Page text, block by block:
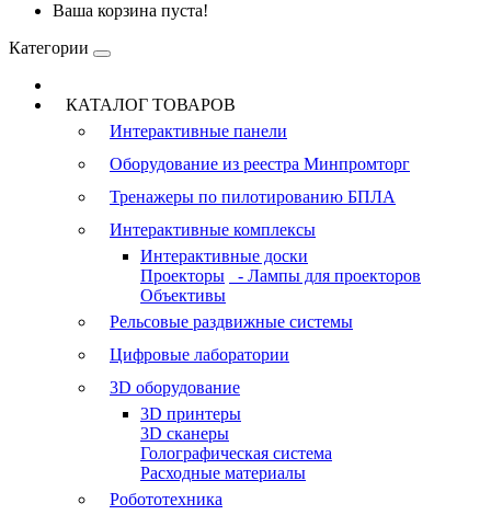
Ваша корзина пуста!
Категории
КАТАЛОГ ТОВАРОВ
Интерактивные панели
Оборудование из реестра Минпромторг
Тренажеры по пилотированию БПЛА
Интерактивные комплексы
Интерактивные доски
Проекторы
- Лампы для проекторов
Объективы
Рельсовые раздвижные системы
Цифровые лаборатории
3D оборудование
3D принтеры
3D сканеры
Голографическая система
Расходные материалы
Робототехника